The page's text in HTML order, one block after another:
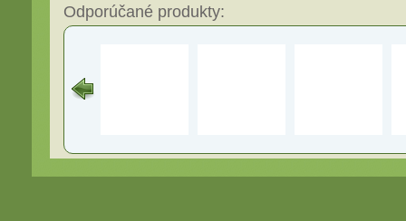
Odporúčané produkty: